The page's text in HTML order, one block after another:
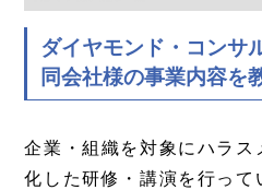
ダイヤモンド・コンサ
同会社様の事業内容を
企業・組織を対象にハラス
化した研修・講演を行って